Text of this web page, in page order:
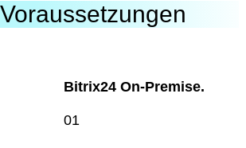
Voraussetzungen
Bitrix24 On-Premise.